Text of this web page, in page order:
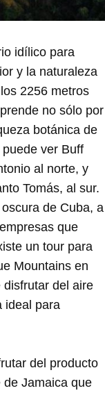
idílico para
y la naturaleza
2256 metros
no sólo por
botánica de
ver Buff
al norte, y
Tomás, al sur.
de Cuba, a
que
un tour para
Mountains en
disfrutar del aire
ideal para
del producto
Jamaica que